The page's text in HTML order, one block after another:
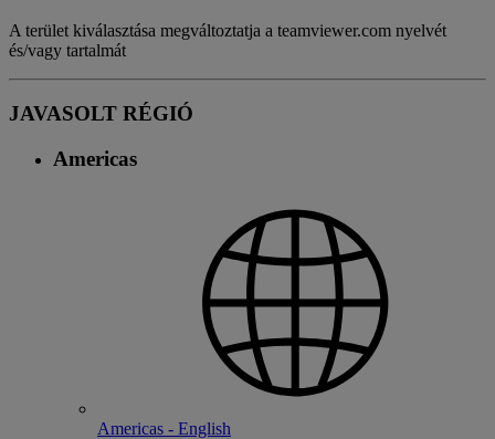
A terület kiválasztása megváltoztatja a teamviewer.com nyelvét
és/vagy tartalmát
JAVASOLT RÉGIÓ
Americas
Americas - English